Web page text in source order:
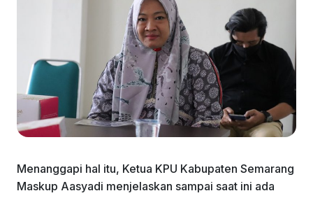
Menanggapi hal itu, Ketua KPU Kabupaten Semarang
Maskup Aasyadi menjelaskan sampai saat ini ada